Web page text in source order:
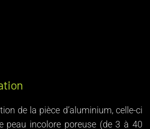
de la pièce d’aluminium, celle-ci
peau incolore poreuse (de 3 à 40